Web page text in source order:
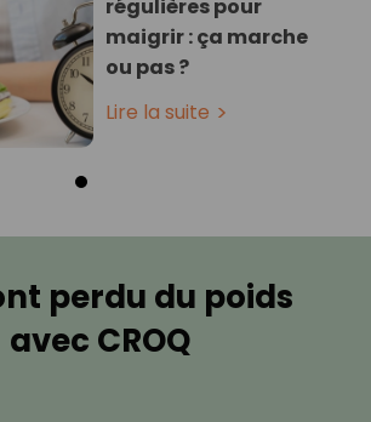
régulières pour
maigrir : ça marche
ou pas ?
Lire la suite
perdu du poids
avec CROQ